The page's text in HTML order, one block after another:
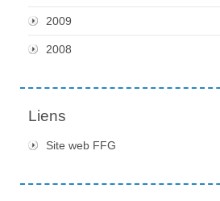
2009
2008
Liens
Site web FFG